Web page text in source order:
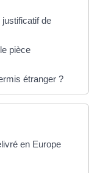
de
pièce
étranger ?
en Europe